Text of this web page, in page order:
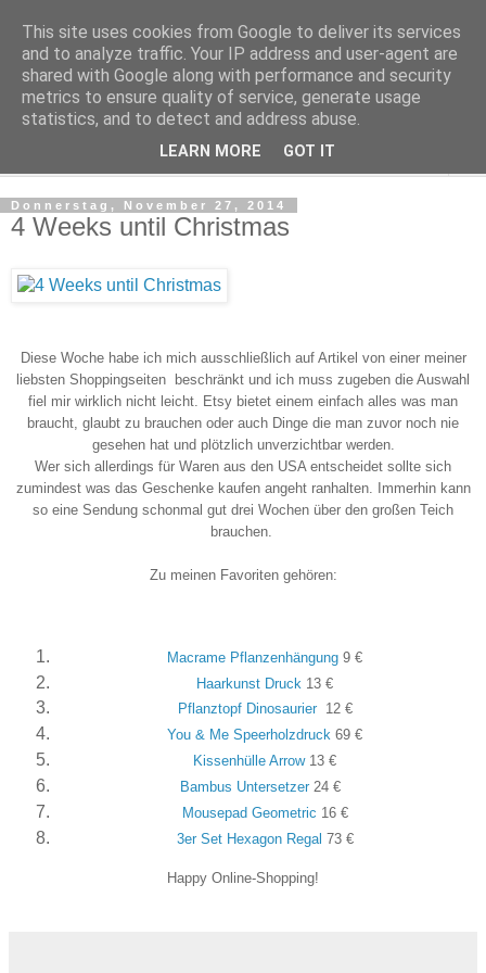
Make it boho
for a scandi bohemian home
Donnerstag, November 27, 2014
4 Weeks until Christmas
Diese Woche habe ich mich ausschließlich auf Artikel von einer meiner
liebsten Shoppingseiten beschränkt und ich muss zugeben die Auswahl
fiel mir wirklich nicht leicht. Etsy bietet einem einfach alles was man
braucht, glaubt zu brauchen oder auch Dinge die man zuvor noch nie
gesehen hat und plötzlich unverzichtbar werden.
Wer sich allerdings für Waren aus den USA entscheidet sollte sich
zumindest was das Geschenke kaufen angeht ranhalten. Immerhin kann
so eine Sendung schonmal gut drei Wochen über den großen Teich
brauchen.
Zu meinen Favoriten gehören:
Macrame Pflanzenhängung 9 €
Haarkunst Druck 13 €
Pflanztopf Dinosaurier12 €
You & Me Speerholzdruck 69 €
Kissenhülle Arrow13 €
Bambus Untersetzer 24 €
Mousepad Geometric 16 €
3er Set Hexagon Regal 73 €
Happy Online-Shopping!
This site uses cookies from Google to deliver its services
and to analyze traffic. Your IP address and user-agent are
shared with Google along with performance and security
metrics to ensure quality of service, generate usage
statistics, and to detect and address abuse.
LEARN MORE GOT IT